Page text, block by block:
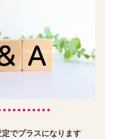
でプラスになります